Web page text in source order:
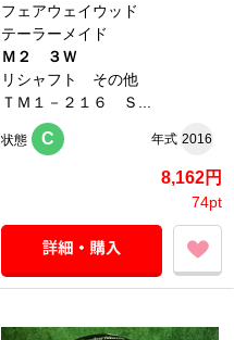
フェアウェイウッド
テーラーメイド
Ｍ２ ３Ｗ
リシャフト その他
ＴＭ１－２１６ Ｓ...
状態 C 年式 2016
8,162円
74pt